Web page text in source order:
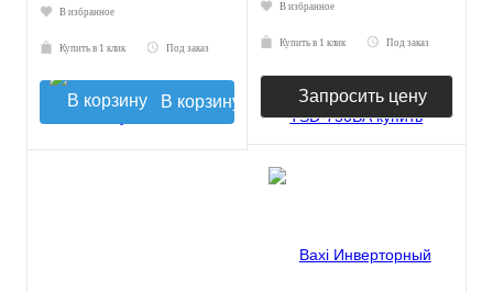
В избранное
Купить в 1 клик Под заказ
В корзину
В избранное
Купить в 1 клик Под заказ
Запросить цену